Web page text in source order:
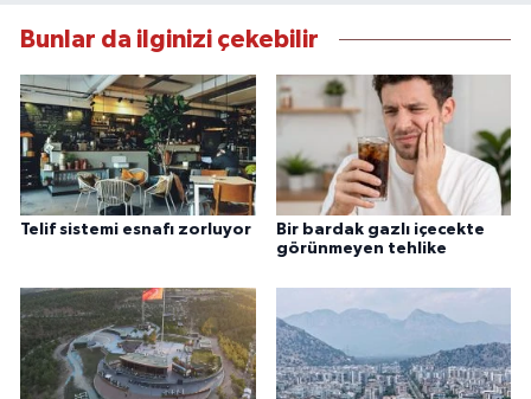
Bunlar da ilginizi çekebilir
Telif sistemi esnafı zorluyor
Bir bardak gazlı içecekte
görünmeyen tehlike